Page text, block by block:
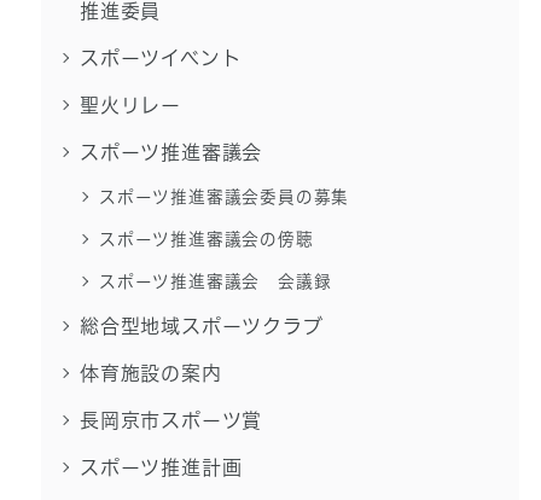
推進委員
スポーツイベント
聖火リレー
スポーツ推進審議会
スポーツ推進審議会委員の募集
スポーツ推進審議会の傍聴
スポーツ推進審議会 会議録
総合型地域スポーツクラブ
体育施設の案内
長岡京市スポーツ賞
スポーツ推進計画